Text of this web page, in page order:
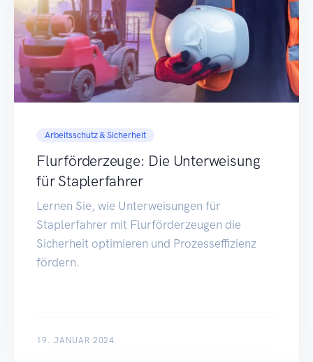
Arbeitsschutz & Sicherheit
Flurförderzeuge: Die Unterweisung
für Staplerfahrer
Lernen Sie, wie Unterweisungen für
Staplerfahrer mit Flurförderzeugen die
Sicherheit optimieren und Prozesseffizienz
fördern.
19. JANUAR 2024